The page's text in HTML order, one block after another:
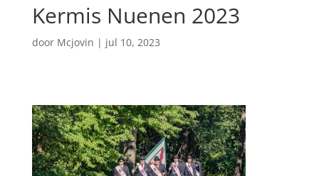
Kermis Nuenen 2023
door Mcjovin | jul 10, 2023